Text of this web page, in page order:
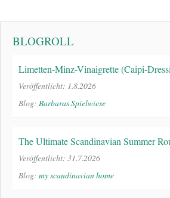
BLOGROLL
Limetten-Minz-Vinaigrette (Caipi-
Veröffentlicht: 1.8.2026
Blog: Barbaras Spielwiese
The Ultimate Scandinavian Summer
Veröffentlicht: 31.7.2026
Blog: my scandinavian home